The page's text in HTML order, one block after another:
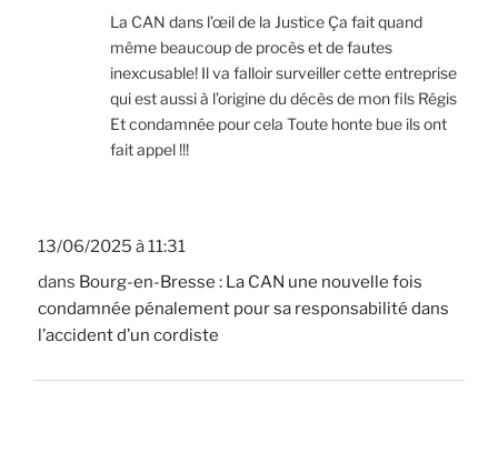
13/06/2025 à 11:31
dans Bourg-en-Bresse : La CAN une nouvelle fois
condamnée pénalement pour sa responsabilité dans
l’accident d’un cordiste
La CAN dans l’œil de la Justice Ça fait quand
même beaucoup de procès et de fautes
inexcusable! Il va falloir surveiller cette entreprise
qui est aussi à l’origine du décès de mon fils Régis
Et condamnée pour cela Toute honte bue ils ont
fait appel !!!